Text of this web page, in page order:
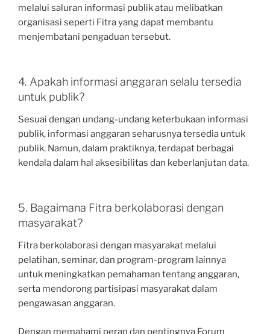
melalui saluran informasi publik atau melibatkan
organisasi seperti Fitra yang dapat membantu
menjembatani pengaduan tersebut.
4. Apakah informasi anggaran selalu tersedia
untuk publik?
Sesuai dengan undang-undang keterbukaan informasi
publik, informasi anggaran seharusnya tersedia untuk
publik. Namun, dalam praktiknya, terdapat berbagai
kendala dalam hal aksesibilitas dan keberlanjutan data.
5. Bagaimana Fitra berkolaborasi dengan
masyarakat?
Fitra berkolaborasi dengan masyarakat melalui
pelatihan, seminar, dan program-program lainnya
untuk meningkatkan pemahaman tentang anggaran,
serta mendorong partisipasi masyarakat dalam
pengawasan anggaran.
Dengan memahami peran dan pentingnya Forum